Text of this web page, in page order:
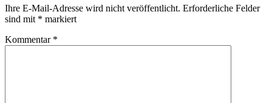
Ihre E-Mail-Adresse wird nicht veröffentlicht. Erforderliche Felder
sind mit * markiert
Kommentar *